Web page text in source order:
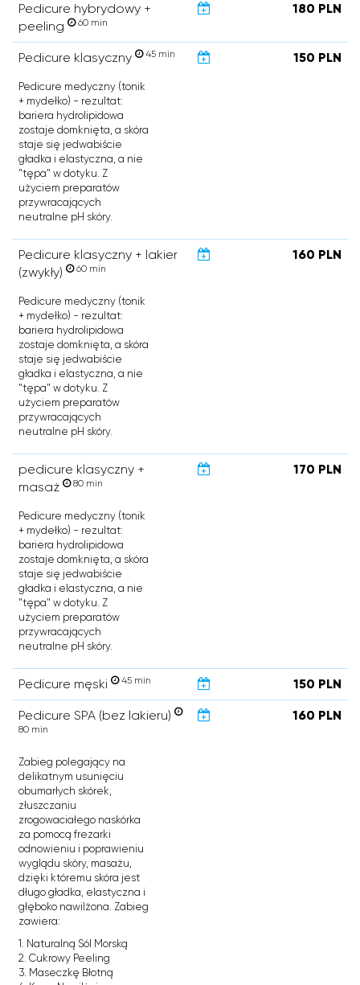
Pedicure hybrydowy +
peeling
60 min
180 PLN
Pedicure klasyczny 45 min 150 PLN
Pedicure medyczny (tonik
+ mydełko) - rezultat:
bariera hydrolipidowa
zostaje domknięta, a skóra
staje się jedwabiście
gładka i elastyczna, a nie
"tępa" w dotyku. Z
użyciem preparatów
przywracających
neutralne pH skóry.
Pedicure klasyczny + lakier
(zwykły)
60 min
160 PLN
Pedicure medyczny (tonik
+ mydełko) - rezultat:
bariera hydrolipidowa
zostaje domknięta, a skóra
staje się jedwabiście
gładka i elastyczna, a nie
"tępa" w dotyku. Z
użyciem preparatów
przywracających
neutralne pH skóry.
pedicure klasyczny +
masaż
80 min
170 PLN
Pedicure medyczny (tonik
+ mydełko) - rezultat:
bariera hydrolipidowa
zostaje domknięta, a skóra
staje się jedwabiście
gładka i elastyczna, a nie
"tępa" w dotyku. Z
użyciem preparatów
przywracających
neutralne pH skóry.
Pedicure męski 45 min 150 PLN
Pedicure SPA (bez lakieru)
80 min
160 PLN
Zabieg polegający na
delikatnym usunięciu
obumarłych skórek,
złuszczaniu
zrogowaciałego naskórka
za pomocą frezarki
odnowieniu i poprawieniu
wyglądu skóry, masażu,
dzięki któremu skóra jest
długo gładka, elastyczna i
głęboko nawilżona. Zabieg
zawiera:
1. Naturalną Sól Morską
2. Cukrowy Peeling
3. Maseczkę Błotną